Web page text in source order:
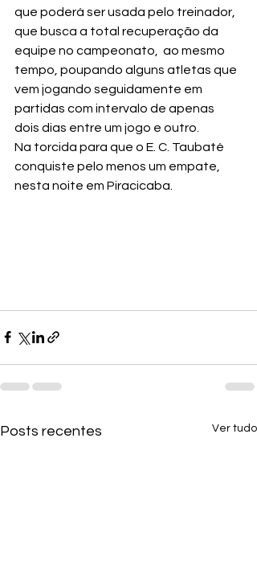
que poderá ser usada pelo treinador,
que busca a total recuperação da
equipe no campeonato,  ao mesmo
tempo, poupando alguns atletas que
vem jogando seguidamente em
partidas com intervalo de apenas
dois dias entre um jogo e outro.
Na torcida para que o E. C. Taubaté
conquiste pelo menos um empate,
nesta noite em Piracicaba.
Posts recentes Ver tudo